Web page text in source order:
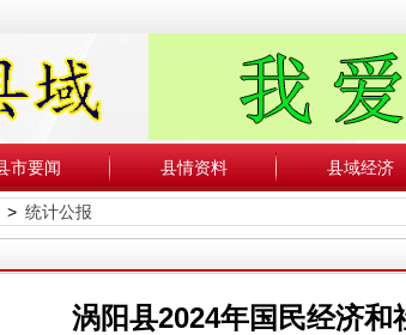
市要闻 县情资料 县域经济
> 统计公报
涡阳县2024年国民经济和